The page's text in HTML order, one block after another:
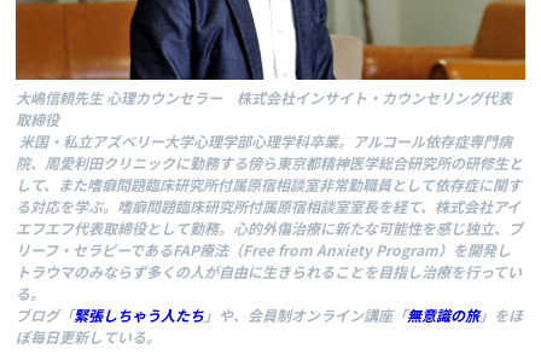
大嶋信頼先生 心理カウンセラー 株式会社インサイト・カウンセリング代表
取締役
米国・私立アズベリー大学心理学部心理学科卒業。アルコール依存症専門病
院、周愛利田クリニックに勤務する傍ら東京都精神医学総合研究所の研修生と
して、また嗜癖問題臨床研究所付属原宿相談室非常勤職員として依存症に関す
る対応を学ぶ。嗜癖問題臨床研究所付属原宿相談室室長を経て、株式会社アイ
エフエフ代表取締役として勤務。心的外傷治療に新たな可能性を感じ独立、ブ
リーフ・セラピーであるFAP療法（Free from Anxiety Program）を開発し
トラウマのみならず多くの人が自由に生きられることを目指し治療を行ってい
る。
ブログ「緊張しちゃう人たち」や、会員制オンライン講座「無意識の旅」をほ
ぼ毎日更新している。